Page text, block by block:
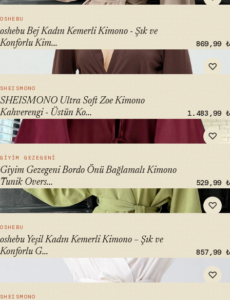
OSHEBU
oshebu Bej Kadın Kemerli Kimono - Şık ve
Konforlu Kim...
869,99 ₺
♡
" alt="SHEISMONO Ultra Soft Zoe Kimono Kahverengi -
Üstün Konfor ve Stil" loading="lazy">
SHEISMONO
SHEISMONO Ultra Soft Zoe Kimono
Kahverengi - Üstün Ko...
1.483,99 ₺
♡
" alt="Giyim Gezegeni Bordo Önü Bağlamalı Kimono Tunik
Oversize Yeni Sezon" loading="lazy">
GIYIM GEZEGENI
Giyim Gezegeni Bordo Önü Bağlamalı Kimono
Tunik Overs...
529,99 ₺
♡
" alt="oshebu Yeşil Kadın Kemerli Kimono – Şık ve Konforlu
Giyim Seçeneği" loading="lazy">
OSHEBU
oshebu Yeşil Kadın Kemerli Kimono – Şık ve
Konforlu G...
857,99 ₺
♡
" alt="SHEISMONO Maia Keten Kimono Ekru - Doğal ve Şık
Kimono Tercihiniz" loading="lazy">
SHEISMONO